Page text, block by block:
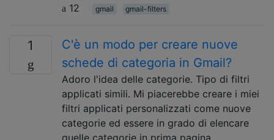
12
gmail gmail-filters
1
C'è un modo per creare nuove
schede di categoria in Gmail?
Adoro l'idea delle categorie. Tipo di filtri
applicati simili. Mi piacerebbe creare i miei
filtri applicati personalizzati come nuove
categorie ed essere in grado di elencare
quelle categorie in prima pagina.